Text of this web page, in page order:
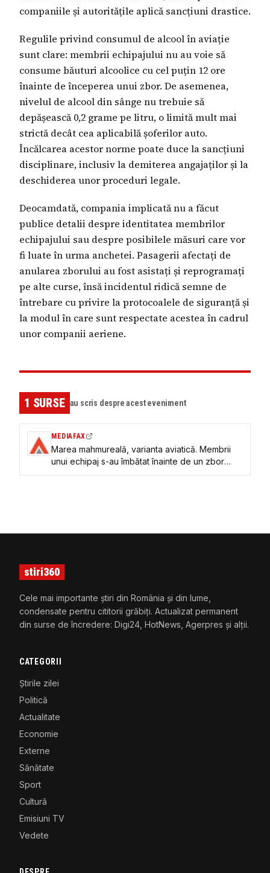
companiile și autoritățile aplică sancțiuni drastice.
Regulile privind consumul de alcool în aviație
sunt clare: membrii echipajului nu au voie să
consume băuturi alcoolice cu cel puțin 12 ore
înainte de începerea unui zbor. De asemenea,
nivelul de alcool din sânge nu trebuie să
depășească 0,2 grame pe litru, o limită mult mai
strictă decât cea aplicabilă șoferilor auto.
Încălcarea acestor norme poate duce la sancțiuni
disciplinare, inclusiv la demiterea angajaților și la
deschiderea unor proceduri legale.
Deocamdată, compania implicată nu a făcut
publice detalii despre identitatea membrilor
echipajului sau despre posibilele măsuri care vor
fi luate în urma anchetei. Pasagerii afectați de
anularea zborului au fost asistați și reprogramați
pe alte curse, însă incidentul ridică semne de
întrebare cu privire la protocoalele de siguranță și
la modul în care sunt respectate acestea în cadrul
unor companii aeriene.
1 SURSE au scris despre acest eveniment
MEDIAFAX
Marea mahmureală, varianta aviatică. Membrii
unui echipaj s-au îmbătat înainte de un zbor
transoceanic, cursa a fost anulată
stiri360
Cele mai importante știri din România și din lume,
condensate pentru cititorii grăbiți. Actualizat permanent
din surse de încredere: Digi24, HotNews, Agerpres și alții.
CATEGORII
Știrile zilei
Politică
Actualitate
Economie
Externe
Sănătate
Sport
Cultură
Emisiuni TV
Vedete